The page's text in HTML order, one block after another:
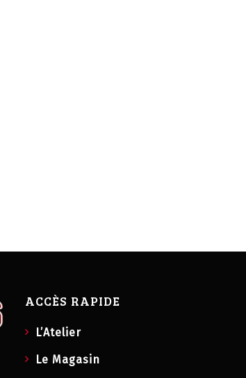
ACCÈS RAPIDE
L’Atelier
Le Magasin